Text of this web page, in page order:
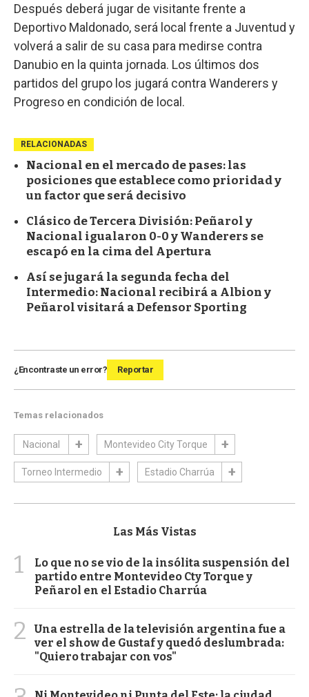
Después deberá jugar de visitante frente a
Deportivo Maldonado, será local frente a Juventud y
volverá a salir de su casa para medirse contra
Danubio en la quinta jornada. Los últimos dos
partidos del grupo los jugará contra Wanderers y
Progreso en condición de local.
RELACIONADAS
Nacional en el mercado de pases: las
posiciones que establece como prioridad y
un factor que será decisivo
Clásico de Tercera División: Peñarol y
Nacional igualaron 0-0 y Wanderers se
escapó en la cima del Apertura
Así se jugará la segunda fecha del
Intermedio: Nacional recibirá a Albion y
Peñarol visitará a Defensor Sporting
¿Encontraste un error? Reportar
Temas relacionados
Nacional Montevideo City Torque
Torneo Intermedio Estadio Charrúa
Las Más Vistas
1
Lo que no se vio de la insólita suspensión del
partido entre Montevideo Cty Torque y
Peñarol en el Estadio Charrúa
2
Una estrella de la televisión argentina fue a
ver el show de Gustaf y quedó deslumbrada:
"Quiero trabajar con vos"